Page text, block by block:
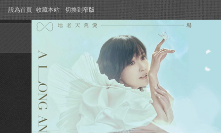
設為首頁 收藏本站 切換到窄版